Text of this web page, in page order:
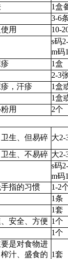
1盒
3-6
用 10-
s码
m码
1盒
2-3
，汗疹
1盒
1盒
用
2个
生、但易碎 大2-
生、不易碎 大2-
s码
m码
指的习惯
1-2
1条
1套
安全、方便 1个
1个
是对食物进
汁、盛食的 1套